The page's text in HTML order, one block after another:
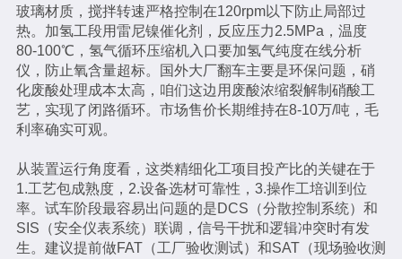
玻璃材质，搅拌转速严格控制在120rpm以下防止局部过
热。加氢工段用雷尼镍催化剂，反应压力2.5MPa，温度
80-100℃，氢气循环压缩机入口要加氢气纯度在线分析
仪，防止氧含量超标。国外大厂翻车主要是环保问题，硝
化废酸处理成本太高，咱们这边用废酸浓缩裂解制硝酸工
艺，实现了闭路循环。市场售价长期维持在8-10万/吨，毛
利率确实可观。
从装置运行角度看，这类精细化工项目投产比的关键在于
1.工艺包成熟度，2.设备选材可靠性，3.操作工培训到位
率。试车阶段最容易出问题的是DCS（分散控制系统）和
SIS（安全仪表系统）联调，信号干扰和逻辑冲突时有发
生。建议提前做FAT（工厂验收测试）和SAT（现场验收测